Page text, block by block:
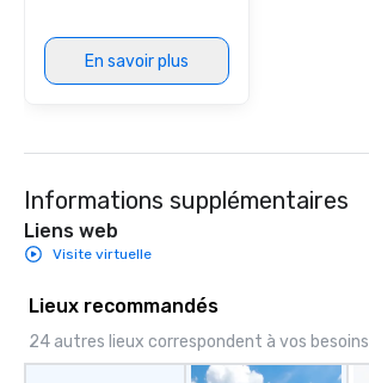
En savoir plus
Informations supplémentaires
Liens web
Visite virtuelle
Lieux recommandés
24 autres lieux correspondent à vos besoins